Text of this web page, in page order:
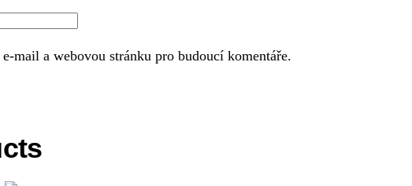
mail a webovou stránku pro budoucí komentáře.